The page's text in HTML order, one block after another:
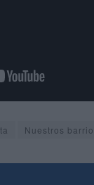
Nuestros